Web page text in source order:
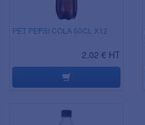
PET PEPSI COLA 50CL X12
2,02 € HT